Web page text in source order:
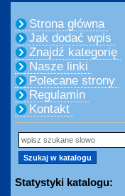
Strona główna
Jak dodać wpis
Znajdź kategorię
Nasze linki
Polecane strony
Regulamin
Kontakt
Statystyki katalogu: